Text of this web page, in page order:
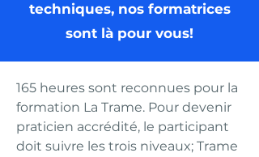
techniques, nos formatrices
sont là pour vous!
165 heures sont reconnues pour la
formation La Trame. Pour devenir
praticien accrédité, le participant
doit suivre les trois niveaux; Trame